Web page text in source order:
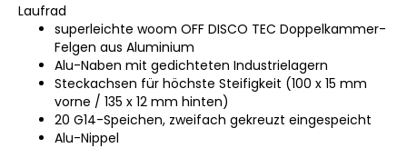
Laufrad
superleichte woom OFF DISCO TEC Doppelkammer-
Felgen aus Aluminium
Alu-Naben mit gedichteten Industrielagern
Steckachsen für höchste Steifigkeit (100 x 15 mm
vorne / 135 x 12 mm hinten)
20 G14-Speichen, zweifach gekreuzt eingespeicht
Alu-Nippel